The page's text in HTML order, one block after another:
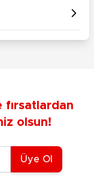
fırsatlardan
olsun!
Üye Ol